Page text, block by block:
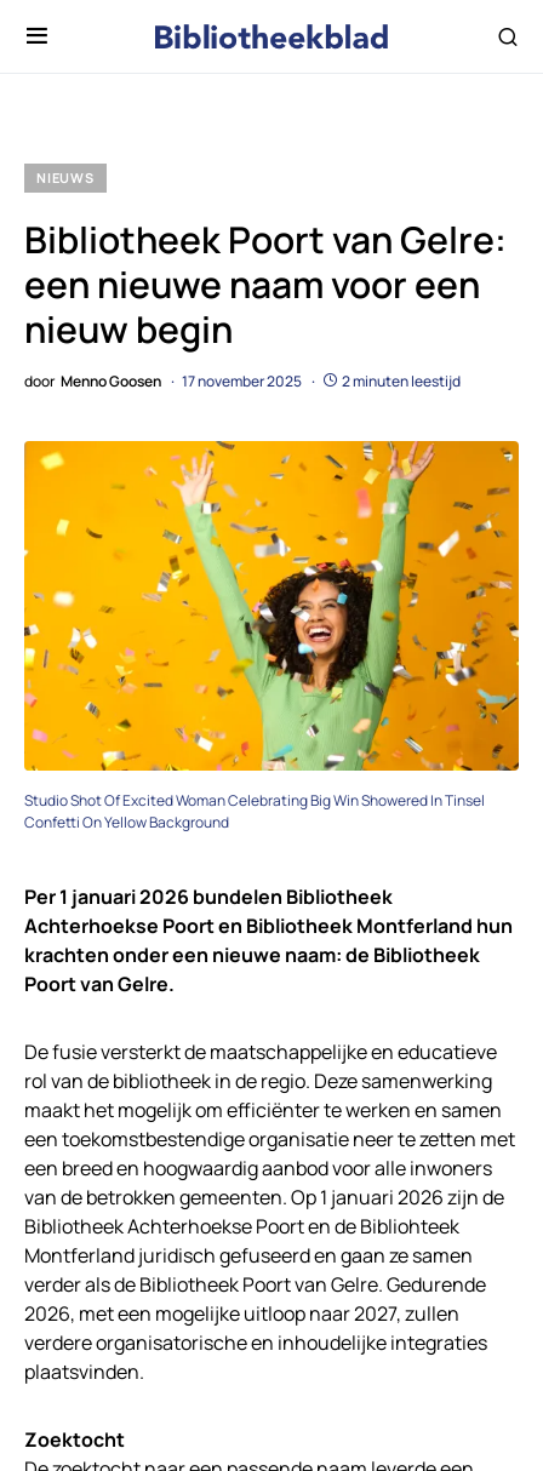
NIEUWS
Bibliotheek Poort van Gelre:
een nieuwe naam voor een
nieuw begin
door Menno Goosen 17 november 2025 2 minuten leestijd
Studio Shot Of Excited Woman Celebrating Big Win Showered In Tinsel
Confetti On Yellow Background
Per 1 januari 2026 bundelen Bibliotheek
Achterhoekse Poort en Bibliotheek Montferland hun
krachten onder een nieuwe naam: de Bibliotheek
Poort van Gelre.
De fusie versterkt de maatschappelijke en educatieve
rol van de bibliotheek in de regio. Deze samenwerking
maakt het mogelijk om efficiënter te werken en samen
een toekomstbestendige organisatie neer te zetten met
een breed en hoogwaardig aanbod voor alle inwoners
van de betrokken gemeenten. Op 1 januari 2026 zijn de
Bibliotheek Achterhoekse Poort en de Bibliohteek
Montferland juridisch gefuseerd en gaan ze samen
verder als de Bibliotheek Poort van Gelre. Gedurende
2026, met een mogelijke uitloop naar 2027, zullen
verdere organisatorische en inhoudelijke integraties
plaatsvinden.
Zoektocht